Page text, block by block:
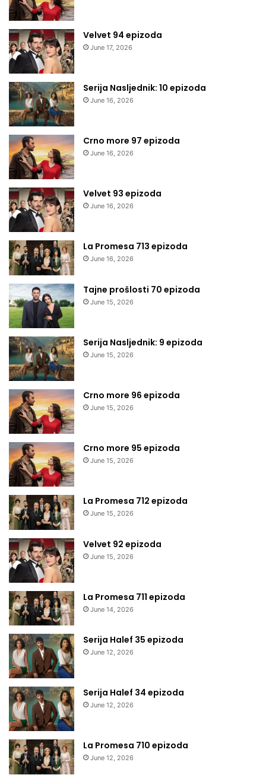
Velvet 94 epizoda
June 17, 2026
Serija Nasljednik: 10 epizoda
June 16, 2026
Crno more 97 epizoda
June 16, 2026
Velvet 93 epizoda
June 16, 2026
La Promesa 713 epizoda
June 16, 2026
Tajne prošlosti 70 epizoda
June 15, 2026
Serija Nasljednik: 9 epizoda
June 15, 2026
Crno more 96 epizoda
June 15, 2026
Crno more 95 epizoda
June 15, 2026
La Promesa 712 epizoda
June 15, 2026
Velvet 92 epizoda
June 15, 2026
La Promesa 711 epizoda
June 14, 2026
Serija Halef 35 epizoda
June 12, 2026
Serija Halef 34 epizoda
June 12, 2026
La Promesa 710 epizoda
June 12, 2026